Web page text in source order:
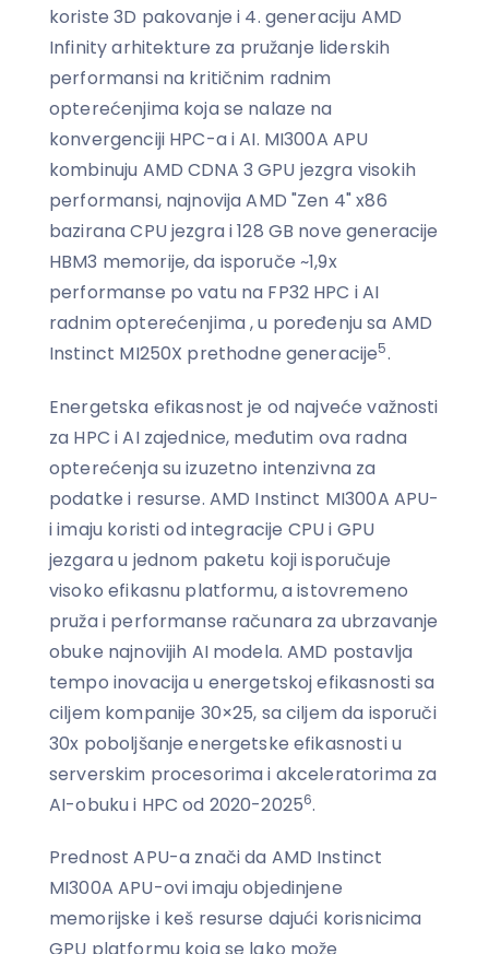
koriste 3D pakovanje i 4. generaciju AMD
Infinity arhitekture za pružanje liderskih
performansi na kritičnim radnim
opterećenjima koja se nalaze na
konvergenciji HPC-a i AI. MI300A APU
kombinuju AMD CDNA 3 GPU jezgra visokih
performansi, najnovija AMD "Zen 4" x86
bazirana CPU jezgra i 128 GB nove generacije
HBM3 memorije, da isporuče ~1,9x
performanse po vatu na FP32 HPC i AI
radnim opterećenjima , u poređenju sa AMD
Instinct MI250X prethodne generacije5.
Energetska efikasnost je od najveće važnosti
za HPC i AI zajednice, međutim ova radna
opterećenja su izuzetno intenzivna za
podatke i resurse. AMD Instinct MI300A APU-
i imaju koristi od integracije CPU i GPU
jezgara u jednom paketu koji isporučuje
visoko efikasnu platformu, a istovremeno
pruža i performanse računara za ubrzavanje
obuke najnovijih AI modela. AMD postavlja
tempo inovacija u energetskoj efikasnosti sa
ciljem kompanije 30×25, sa ciljem da isporuči
30x poboljšanje energetske efikasnosti u
serverskim procesorima i akceleratorima za
AI-obuku i HPC od 2020-20256.
Prednost APU-a znači da AMD Instinct
MI300A APU-ovi imaju objedinjene
memorijske i keš resurse dajući korisnicima